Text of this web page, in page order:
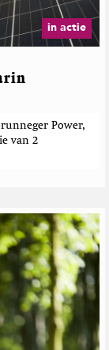
in actie
Power,
van 2